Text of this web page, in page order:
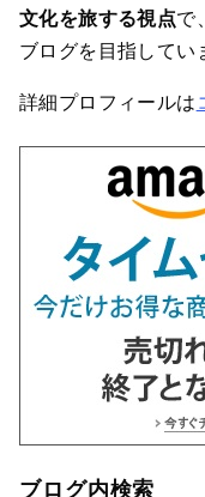
文化を旅する視点で
ブログを目指してい
詳細プロフィールは
ブログ内検索